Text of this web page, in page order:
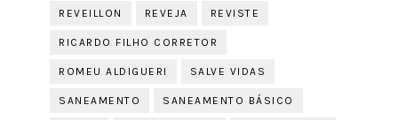
REVEILLON REVEJA REVISTE
RICARDO FILHO CORRETOR
ROMEU ALDIGUERI SALVE VIDAS
SANEAMENTO SANEAMENTO BÁSICO